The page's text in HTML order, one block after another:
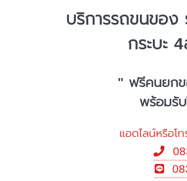
บริการรถขนของ
กระบะ
" ฟรีคนยก
พร้อมรั
แอดไลน์หรือโ